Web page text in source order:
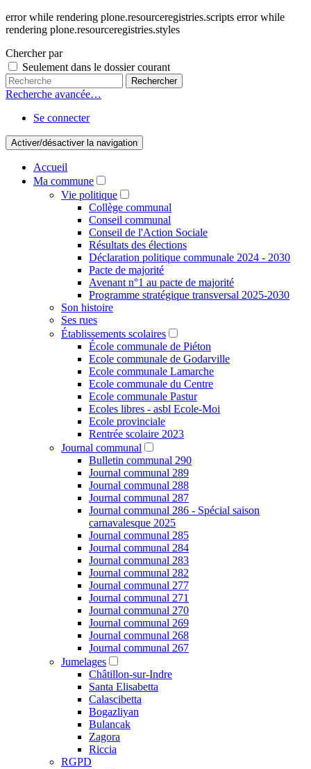
error while rendering plone.resourceregistries.scripts error while
rendering plone.resourceregistries.styles
Chercher par
Seulement dans le dossier courant
Recherche avancée…
Se connecter
Activer/désactiver la navigation
Accueil
Ma commune
Vie politique
Collège communal
Conseil communal
Conseil de l'Action Sociale
Résultats des élections
Déclaration politique communale 2024 - 2030
Pacte de majorité
Avenant n°1 au pacte de majorité
Programme stratégique transversal 2025-2030
Son histoire
Ses rues
Établissements scolaires
École communale de Piéton
Ecole communale de Godarville
Ecole communale Lamarche
Ecole communale du Centre
Ecole communale Pastur
Ecoles libres - asbl Ecole-Moi
Ecole provinciale
Rentrée scolaire 2023
Journal communal
Bulletin communal 290
Journal communal 289
Journal communal 288
Journal communal 287
Journal communal 286 - Spécial saison
carnavalesque 2025
Journal communal 285
Journal communal 284
Journal communal 283
Journal communal 282
Journal communal 277
Journal communal 271
Journal communal 270
Journal communal 269
Journal communal 268
Journal communal 267
Jumelages
Châtillon-sur-Indre
Santa Elisabetta
Calascibetta
Bogazliyan
Bulancak
Zagora
Riccia
RGPD